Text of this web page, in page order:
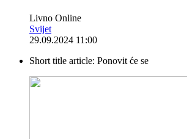
Livno Online
Svijet
29.09.2024 11:00
Short title article: Ponovit će se